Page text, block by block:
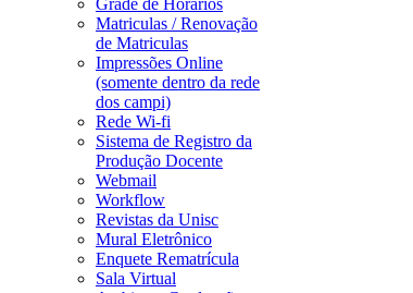
Grade de Horários
Matriculas / Renovação
de Matriculas
Impressões Online
(somente dentro da rede
dos campi)
Rede Wi-fi
Sistema de Registro da
Produção Docente
Webmail
Workflow
Revistas da Unisc
Mural Eletrônico
Enquete Rematrícula
Sala Virtual